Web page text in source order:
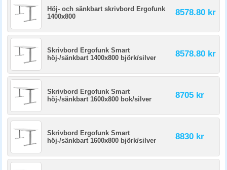
Höj- och sänkbart skrivbord Ergofunk
1400x800
8578.80 kr
Skrivbord Ergofunk Smart
höj-/sänkbart 1400x800 björk/silver
8578.80 kr
Skrivbord Ergofunk Smart
höj-/sänkbart 1600x800 bok/silver
8705 kr
Skrivbord Ergofunk Smart
höj-/sänkbart 1600x800 björk/silver
8830 kr